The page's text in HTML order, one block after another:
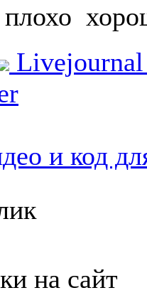
плохо
и код
на сайт